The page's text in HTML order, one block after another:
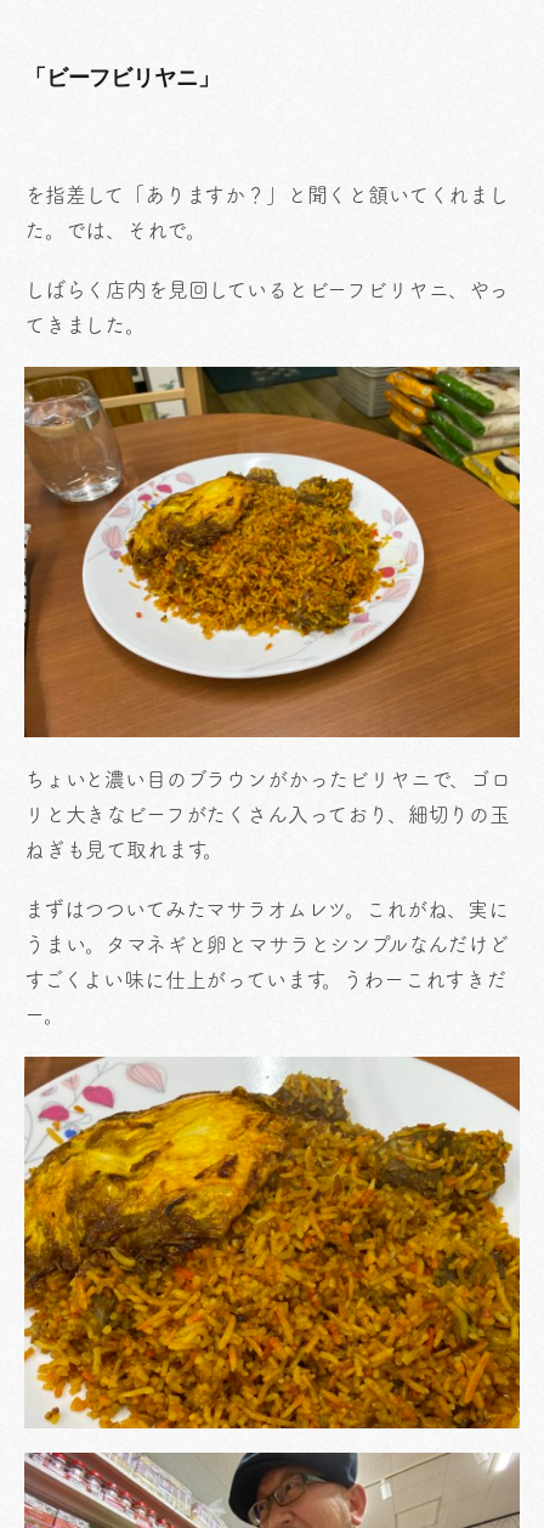
「ビーフビリヤニ」
を指差して「ありますか？」と聞くと頷いてくれまし
た。では、それで。
しばらく店内を見回しているとビーフビリヤニ、やっ
てきました。
ちょいと濃い目のブラウンがかったビリヤニで、ゴロ
リと大きなビーフがたくさん入っており、細切りの玉
ねぎも見て取れます。
まずはつついてみたマサラオムレツ。これがね、実に
うまい。タマネギと卵とマサラとシンプルなんだけど
すごくよい味に仕上がっています。うわーこれすきだ
ー。